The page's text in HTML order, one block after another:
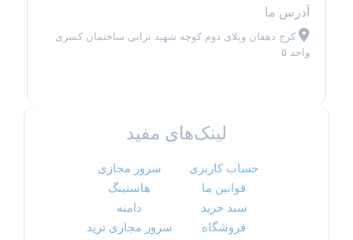
آدرس ما
کرج دهقان ویلای دوم کوچه شهید ترابی ساختمان کسری
واحد ۵
لینک‌های مفید
حساب کاربری
قوانین ما
سبد خرید
فروشگاه
سرور مجازی
هاستینگ
دامنه
سرور مجازی ترید